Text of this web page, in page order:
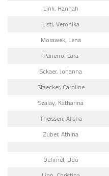
Link, Hannah
Listl, Veronika
Morawek, Lena
Panerro, Lara
Sckaer, Johanna
Staecker, Caroline
Szalay, Katharina
Theissen, Alisha
Zuber, Athina
Dehmel, Udo